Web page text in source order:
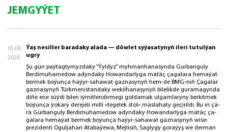
JEMGYÝET
05.08
2026
Ýaş ne­sil­ler ba­ra­da­ky ala­da — döw­let sy­ýa­sa­ty­nyň ile­ri tu­tul­ýan
ug­ry
Şu gün paý­tag­ty­myz­da­ky “Ýyl­dyz” myh­man­ha­na­syn­da Gurbanguly
Berdimuhamedow adyn­da­ky Ho­wan­dar­ly­ga mä­täç ça­ga­la­ra he­ma­ýat
ber­mek bo­ýun­ça ha­ýyr-sa­ha­wat gaz­na­sy­nyň hem-de BMG-niň Ça­ga­lar
gaz­na­sy­nyň Türk­me­nis­tan­da­ky we­kil­ha­na­sy­nyň bi­le­lik­de gu­ra­ma­gyn­da
di­ňe ene süý­di bi­len iý­mit­len­dir­me­gi gol­da­mak ul­gam­la­ry­ny ber­kit­mek
bo­ýun­ça ýo­ka­ry de­re­je­li milli «te­ge­lek stol» mas­la­ha­ty ge­çi­ril­di. Bu iri çä­
rä Gurbanguly Berdimuhamedow adyn­da­ky Ho­wan­dar­ly­ga mä­täç ça­
ga­la­ra he­ma­ýat ber­mek bo­ýun­ça ha­ýyr-sa­ha­wat gaz­na­sy­nyň wi­se-
prezidenti Oguljahan Atabaýewa, Mej­li­siň, Sag­ly­gy go­ra­ýyş we der­man